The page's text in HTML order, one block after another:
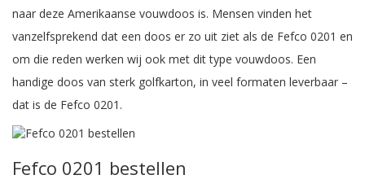
naar deze Amerikaanse vouwdoos is. Mensen vinden het
vanzelfsprekend dat een doos er zo uit ziet als de Fefco 0201 en
om die reden werken wij ook met dit type vouwdoos. Een
handige doos van sterk golfkarton, in veel formaten leverbaar –
dat is de Fefco 0201.
Fefco 0201 bestellen